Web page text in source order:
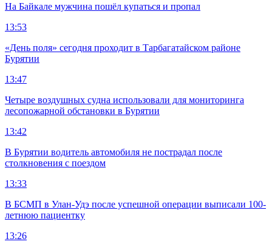
На Байкале мужчина пошёл купаться и пропал
13:53
«День поля» сегодня проходит в Тарбагатайском районе
Бурятии
13:47
Четыре воздушных судна использовали для мониторинга
лесопожарной обстановки в Бурятии
13:42
В Бурятии водитель автомобиля не пострадал после
столкновения с поездом
13:33
В БСМП в Улан-Удэ после успешной операции выписали 100-
летнюю пациентку
13:26